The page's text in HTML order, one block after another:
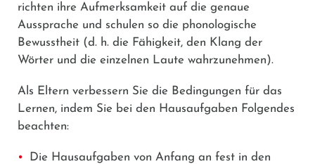
richten ihre Aufmerksamkeit auf die genaue
Aussprache und schulen so die phonologische
Bewusstheit (d. h. die Fähigkeit, den Klang der
Wörter und die einzelnen Laute wahrzunehmen).
Als Eltern verbessern Sie die Bedingungen für das
Lernen, indem Sie bei den Hausaufgaben Folgendes
beachten:
Die Hausaufgaben von Anfang an fest in den